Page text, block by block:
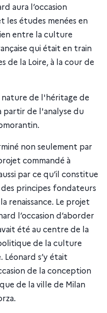
aura l’occasion
les études menées en
entre la culture
qui était en train
de la Loire, à la cour de
nature de l'héritage de
partir de l'analyse du
non seulement par
commandé à
par ce qu’il constitue
principes fondateurs
renaissance. Le projet
l’occasion d’aborder
été au centre de la
de la culture
Léonard s’y était
de la conception
de la ville de Milan